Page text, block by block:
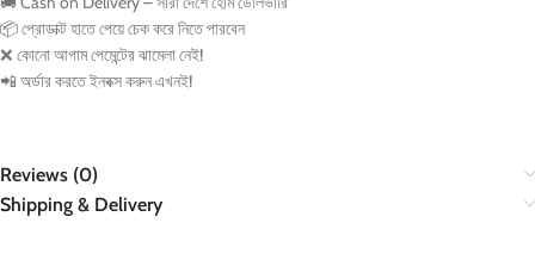
📦প্রোডাক্ট হাতে পেয়ে চেক করে নিতে পারবেন
❌ কোনো আগাম পেমেন্টের ঝামেলা নেই!
📲 অর্ডার করতে ইনবক্স করুন এখনই!
Reviews (0)
Shipping & Delivery